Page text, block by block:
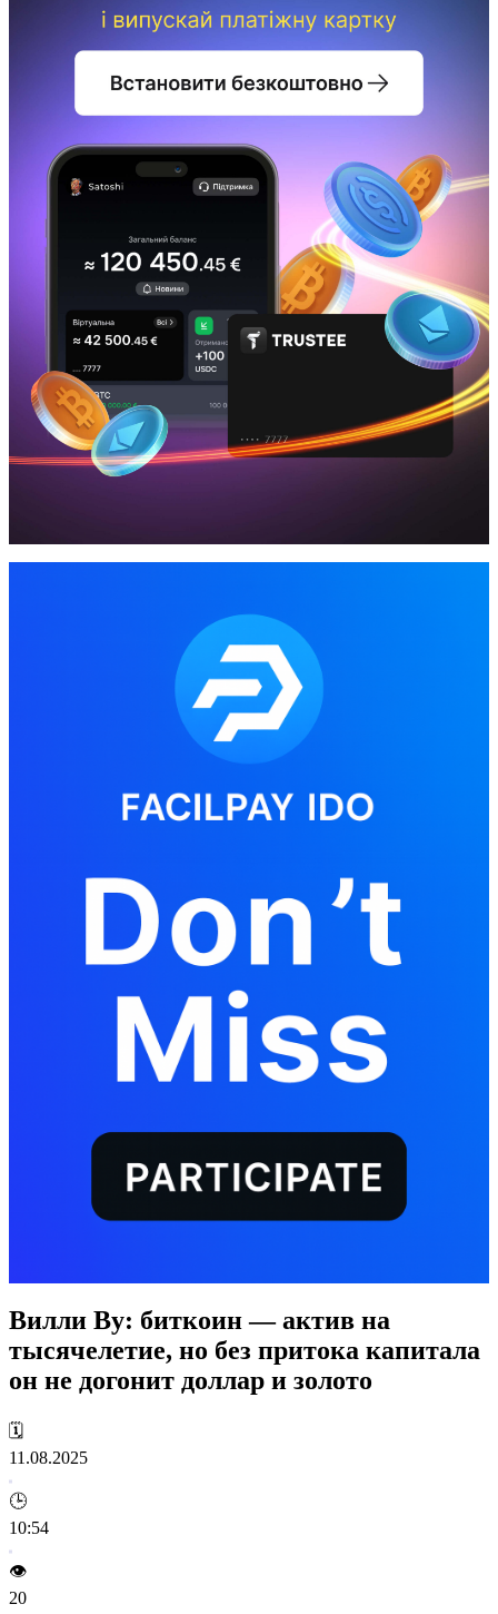
Вилли Ву: биткоин — актив на
тысячелетие, но без притока капитала
он не догонит доллар и золото
🗓️
11.08.2025
🕒
10:54
👁️
20